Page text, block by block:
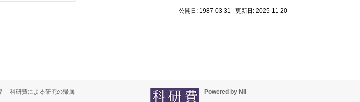
公開日: 1987-03-31 更新日: 2025-11-20
科研費による研究の帰属 Powered by NII